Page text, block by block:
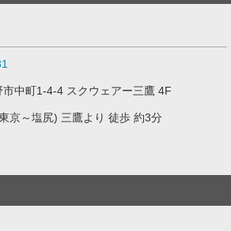
市中町1-4-4 スクウェアー三鷹 4F
京～塩尻) 三鷹より 徒歩 約3分